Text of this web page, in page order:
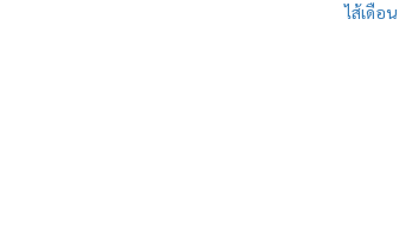
ไส้เดือ